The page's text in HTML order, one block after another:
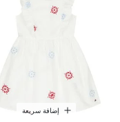
إضافة سريعة